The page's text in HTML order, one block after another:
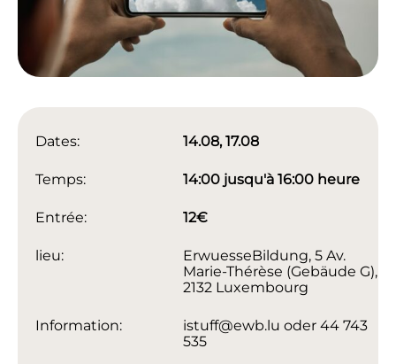
Dates: 14.08, 17.08
Temps: 14:00 jusqu'à 16:00 heure
Entrée: 12€
lieu:
ErwuesseBildung, 5 Av.
Marie-Thérèse (Gebäude G),
2132 Luxembourg
Information:
istuff@ewb.lu oder 44 743
535